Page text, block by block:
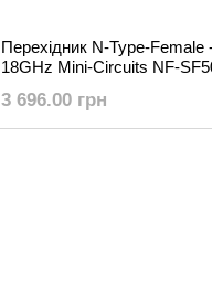
Перехідник N-Type-
18GHz Mini-Circuits NF-
3 696.00 грн